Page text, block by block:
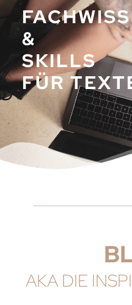
&
SKILLS
FÜR
AKA DIE